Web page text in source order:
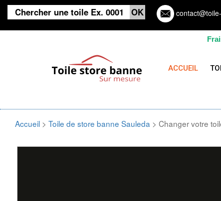
ACCUEIL
Accueil >Toile de store banne Sauleda > Changer votre